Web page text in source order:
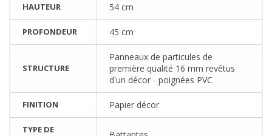
HAUTEUR 54 cm
PROFONDEUR 45 cm
STRUCTURE
Panneaux de particules de
première qualité 16 mm revêtus
d'un décor - poignées PVC
FINITION Papier décor
TYPE DE